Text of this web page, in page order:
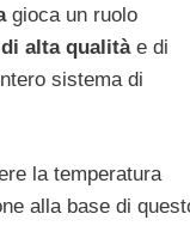
gioca un ruolo
alta qualitàe di
sistema di
la temperatura
alla base di